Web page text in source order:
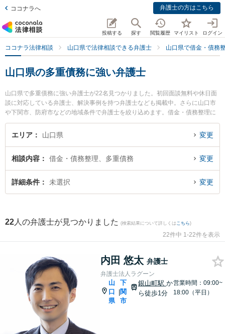
ココナラへ 弁護士の方はこちら
投稿する 探す 閲覧履歴 マイリスト ログイン
ココナラ法律相談 山口県で法律相談できる弁護士 山口県で借金・債務
山口県の多重債務に強い弁護士
山口県で多重債務に強い弁護士が22名見つかりました。初回面談無料や休日面
談に対応している弁護士、解決事例を持つ弁護士なども掲載中。さらに山口市
や下関市、防府市などの地域条件で弁護士を絞り込めます。借金・債務整理に
関係する消費者金融の債務整理やクレジット会社の債務整理、リボ払いの債務
整理等の細かな分野での絞り込み検索もでき便利です。特に弁護士法人ラグー
用、強みなどが注目されています。『山口県で土日や夜間に発生した多重債務
のトラブルを今すぐに弁護士に相談したい』『多重債務のトラブル解決の実績
豊富な近くの弁護士を検索したい』『初回相談無料で多重債務を法律相談でき
エリア 山口県 変更
相談内容 借金・債務整理、多重債務 変更
詳細条件 未選択 変更
22 人の弁護士が見つかりました (検索結果について詳しくは こちら)
22件中 1-22件を表示
内田 悠太 弁護士
弁護士法人ラグーン
山
口
県
|
下
関
市
銀山町駅 か
ら徒歩1分
営業時間：09:00~
18:00（平日）